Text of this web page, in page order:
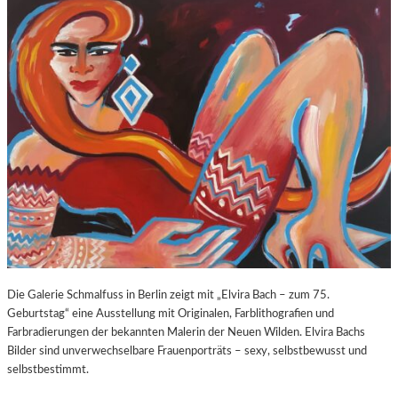
A
R
T
S
2
0
.
G
E
B
U
R
S
T
A
G
X
P
O
S
U
E
“
I
N
D
E
R
O
R
N
F
Die Galerie Schmalfuss in Berlin zeigt mit „Elvira Bach – zum 75.
Geburtstag“ eine Ausstellung mit Originalen, Farblithografien und
Farbradierungen der bekannten Malerin der Neuen Wilden. Elvira Bachs
Bilder sind unverwechselbare Frauenporträts – sexy, selbstbewusst und
selbstbestimmt.